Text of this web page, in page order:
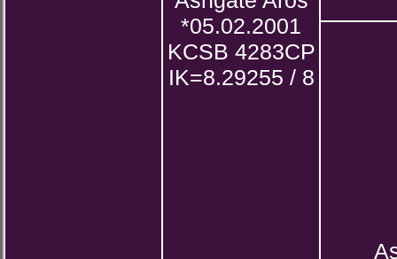
*05.02.2001
KCSB 4283CP
IK=8.29255 / 8